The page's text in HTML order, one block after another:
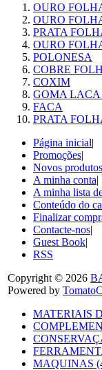
OURO
OURO
PRATA
OURO
POLONESA
COBRE
COXIM
GOMA LACA
FACA
PRATA
Página inicial|
Promoções|
Novos produtos
A minha conta|
A minha lista
Conteúdo do
Finalizar
Contacte-nos|
Guest Book|
RSS
Copyright © 2026
Powered by
MATERIAIS
MAQUINAS